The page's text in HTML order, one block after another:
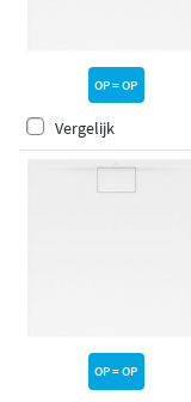
OP = OP
Vergelijk
OP = OP